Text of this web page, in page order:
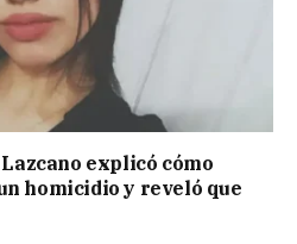
explicó cómo
homicidio y reveló que